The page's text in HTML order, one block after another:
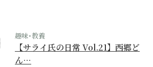
趣味･教養
【サライ氏の日常 Vol.21】西郷ど
ん…